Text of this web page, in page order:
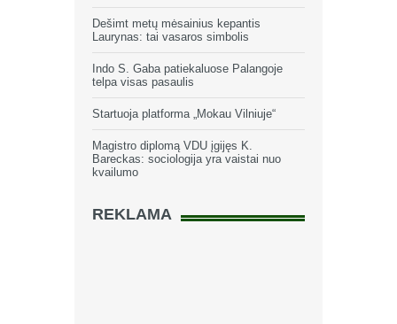
Dešimt metų mėsainius kepantis
Laurynas: tai vasaros simbolis
Indo S. Gaba patiekaluose Palangoje
telpa visas pasaulis
Startuoja platforma „Mokau Vilniuje“
Magistro diplomą VDU įgijęs K.
Bareckas: sociologija yra vaistai nuo
kvailumo
REKLAMA